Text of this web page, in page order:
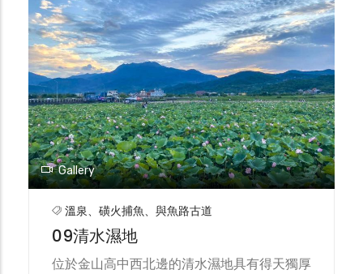
金公路的開通，古道的重要性已大不如前，但
在近年休閒風氣的提昇下，沿途豐富的自然生
態與人文史蹟，使得「魚路古道」再度成為民
眾假日登山的好地點。
Gallery
溫泉、磺火捕魚、與魚路古道
09清水濕地
位於金山高中西北邊的清水濕地具有得天獨厚